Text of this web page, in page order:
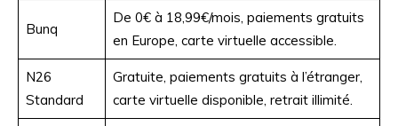
Bunq
De 0€ à 18,99€/mois, paiements gratuits
en Europe, carte virtuelle accessible.
N26
Standard
Gratuite, paiements gratuits à l’étranger,
carte virtuelle disponible, retrait illimité.